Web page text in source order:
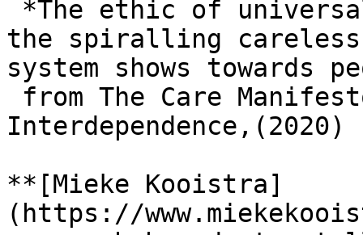
the spiralling
system shows towards
**[Mieke Kooistra]
(https://